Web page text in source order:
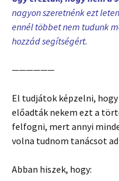
nagyon szeretnénk ezt
ennél többet nem tudunk
hozzád segítségért.
——————
El tudjátok képzelni,
előadták nekem ezt a
felfogni, mert annyi
volna tudnom tanácsot
Abban hiszek, hogy: